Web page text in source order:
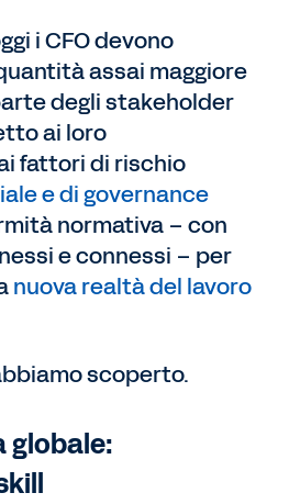
i CFO devono
assai maggiore
degli stakeholder
ai loro
fattori di rischio
e di governance
normativa – con
e connessi – per
nuova realtà del lavoro
scoperto.
globale: